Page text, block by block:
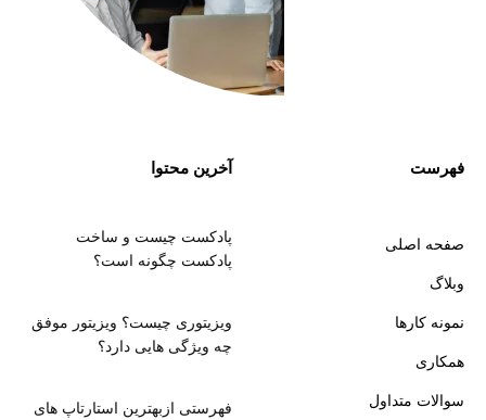
فهرست
صفحه اصلی
وبلاگ
نمونه کارها
همکاری
سوالات متداول
آخرین محتوا
پادکست چیست و ساخت
پادکست چگونه است؟
ویزیتوری چیست؟ ویزیتور موفق
چه ویژگی هایی دارد؟
فهرستی ازبهترین استارتاپ های